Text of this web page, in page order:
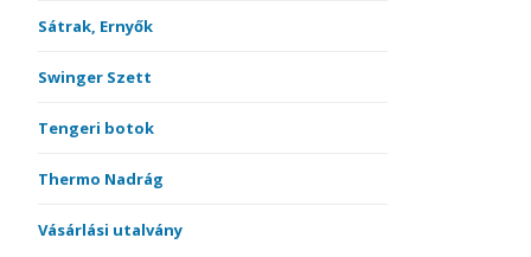
Sátrak, Ernyők
Swinger Szett
Tengeri botok
Thermo Nadrág
Vásárlási utalvány